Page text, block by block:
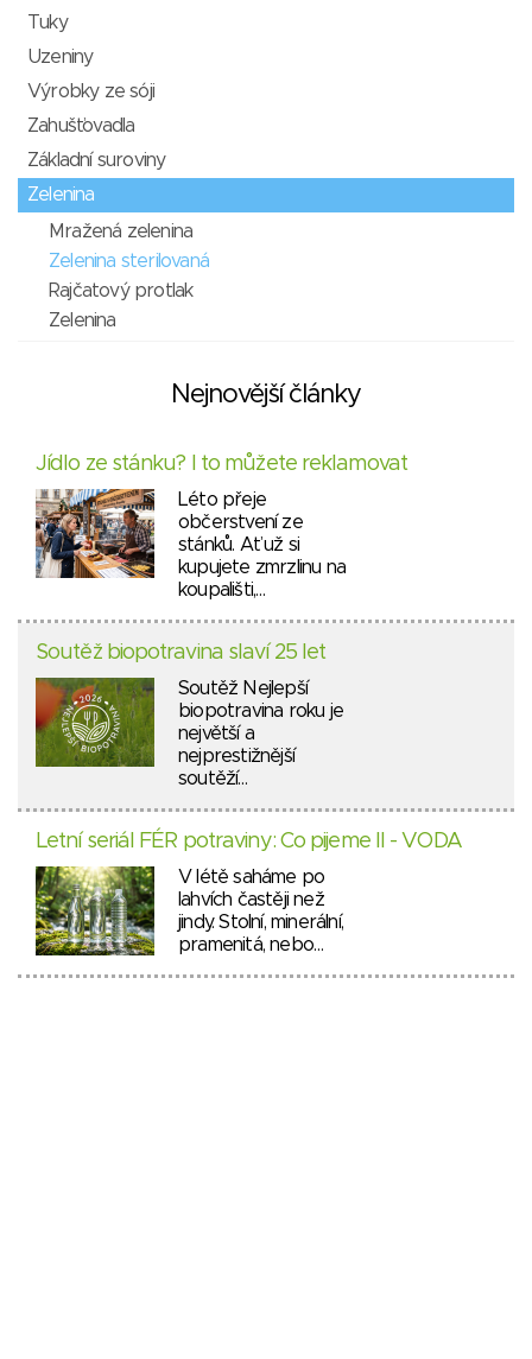
Tuky
Uzeniny
Výrobky ze sóji
Zahušťovadla
Základní suroviny
Zelenina
Mražená zelenina
Zelenina sterilovaná
Rajčatový protlak
Zelenina
Nejnovější články
Jídlo ze stánku? I to můžete reklamovat
Léto přeje
občerstvení ze
stánků. Ať už si
kupujete zmrzlinu na
koupališti,…
Soutěž biopotravina slaví 25 let
Soutěž Nejlepší
biopotravina roku je
největší a
nejprestižnější
soutěží…
Letní seriál FÉR potraviny: Co pijeme II - VODA
V létě saháme po
lahvích častěji než
jindy. Stolní, minerální,
pramenitá, nebo…